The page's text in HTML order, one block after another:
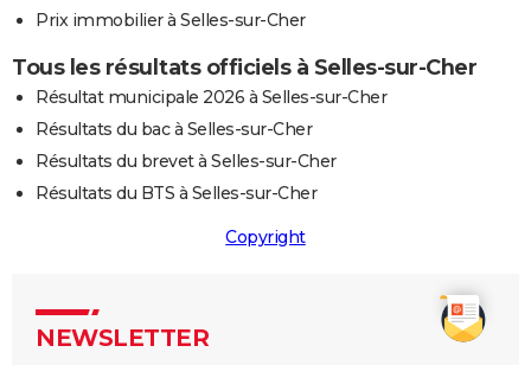
Prix immobilier à Selles-sur-Cher
Tous les résultats officiels à Selles-sur-Cher
Résultat municipale 2026 à Selles-sur-Cher
Résultats du bac à Selles-sur-Cher
Résultats du brevet à Selles-sur-Cher
Résultats du BTS à Selles-sur-Cher
Copyright
NEWSLETTER